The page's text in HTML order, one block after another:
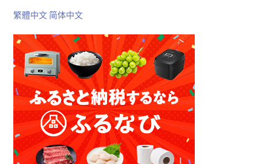
繁體中文 简体中文